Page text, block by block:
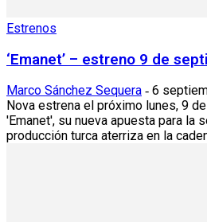
Estrenos
‘Emanet’ – estreno 9 de
Marco Sánchez Sequera - 6
Nova estrena el próximo lunes, 9
'Emanet', su nueva apuesta para la
producción turca aterriza en la